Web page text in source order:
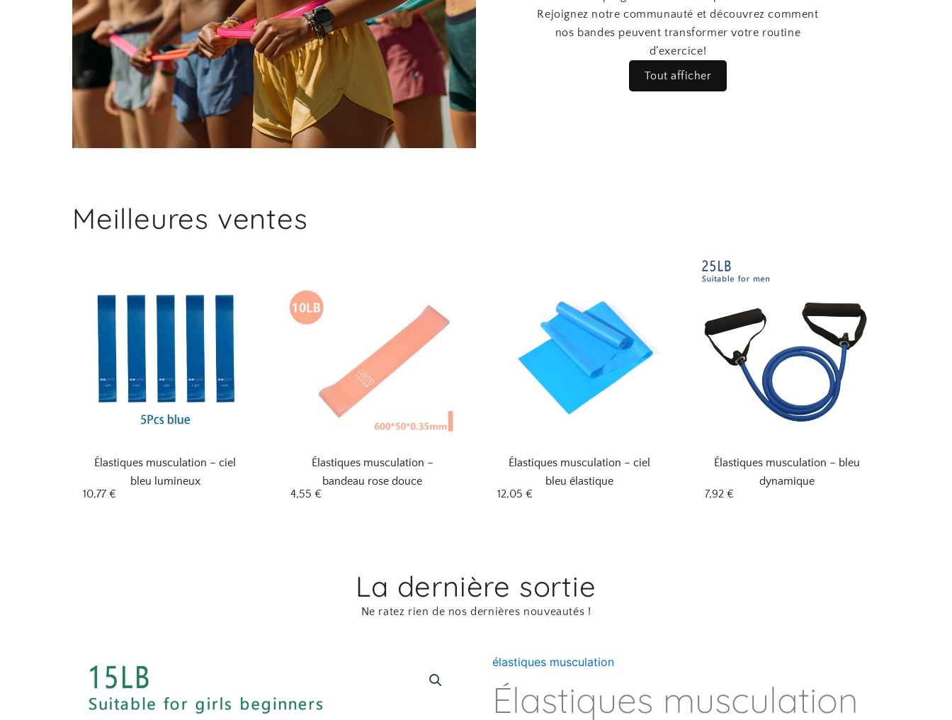
Rejoignez notre communauté et découvrez comment
nos bandes peuvent transformer votre routine
d’exercice!
Tout afficher
Meilleures ventes
Élastiques musculation – ciel
bleu lumineux
10,77€
Élastiques musculation –
bandeau rose douce
4,55 €
Élastiques musculation – ciel
bleu élastique
12,05 €
Élastiques musculation – bleu
dynamique
7,92 €
La dernière sortie
Ne ratez rien de nos dernières nouveautés !
élastiques musculation
Élastiques musculation
quantité
Élastiques
musculation